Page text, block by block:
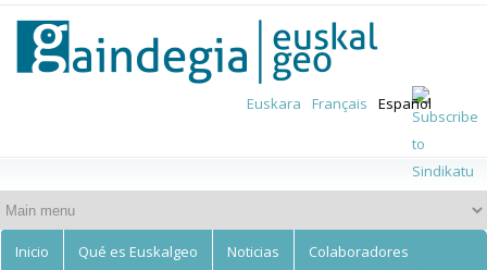
main
content
Euskalgeo
Euskara Français Español
Inicio Qué es Euskalgeo Noticias Colaboradores